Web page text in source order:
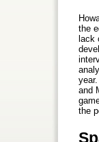
the
lack
and
the